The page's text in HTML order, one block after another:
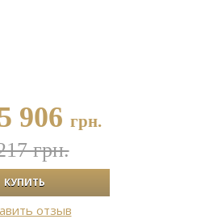
906 грн.
грн.
отзыв